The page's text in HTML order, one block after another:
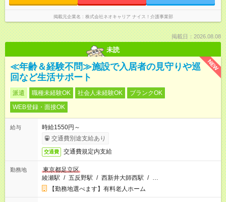
掲載元企業名 株式会社ネオキャリア ナイス！介護事業部
掲載日：2026.08.08
未読
NEW
≪年齢＆経験不問≫施設で入居者の見守りや巡
回など生活サポート
派遣 職種未経験OK 社会人未経験OK
ブランクOK
WEB登録・面接OK
給与
時給1550円～
交通費別途支給あり
交通費 交通費規定内支給
勤務地
東京都足立区
綾瀬駅 / 五反野駅 / 西新井大師西駅 / …
【勤務地選べます】有料老人ホーム